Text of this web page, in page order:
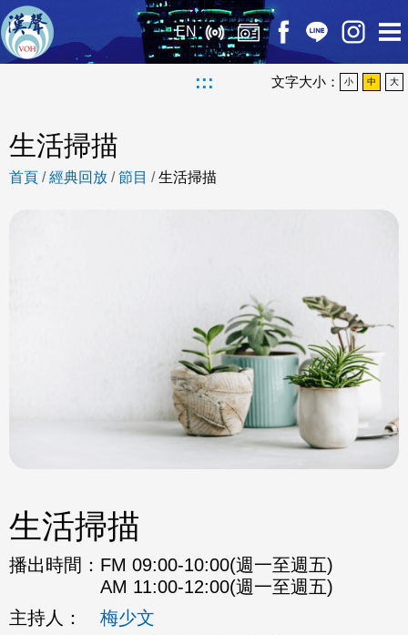
EN
::: 文字大小： 小 中 大
生活掃描
首頁 /經典回放 /節目 /生活掃描
生活掃描
播出時間： FM 09:00-10:00(週一至週五)
AM 11:00-12:00(週一至週五)
主持人：
梅少文